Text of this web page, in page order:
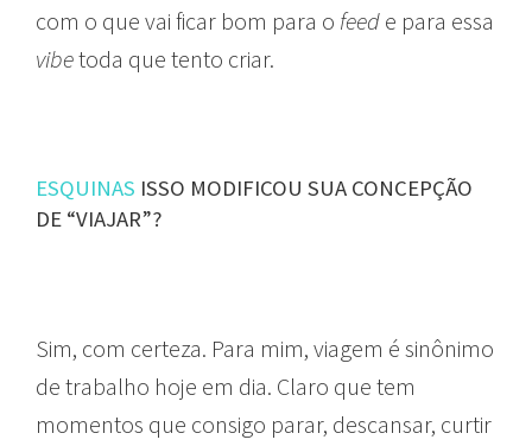
com o que vai ficar bom para o feed e para essa
vibetoda que tento criar.
ESQUINAS ISSO MODIFICOU SUA CONCEPÇÃO
DE “VIAJAR”?
Sim, com certeza. Para mim, viagem é sinônimo
de trabalho hoje em dia. Claro que tem
momentos que consigo parar, descansar, curtir